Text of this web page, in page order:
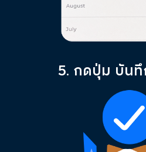
5. กดปุ่ม บันทึ